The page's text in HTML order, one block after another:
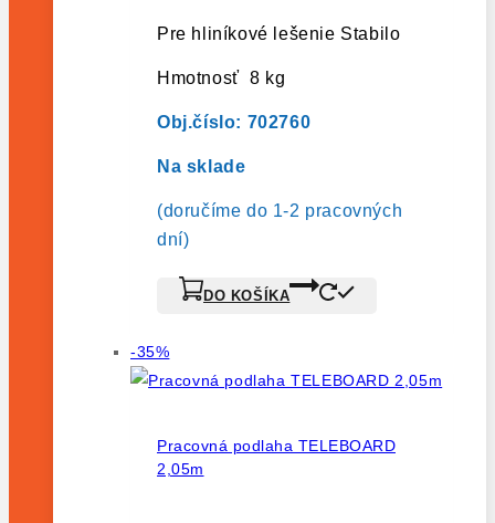
Pre hliníkové lešenie Stabilo
Hmotnosť 8 kg
Obj.číslo: 702760
Na sklade
(doručíme do 1-2 pracovných
dní)
DO KOŠÍKA
-35%Výrobok
na
Pracovná podlaha TELEBOARD
2,05m